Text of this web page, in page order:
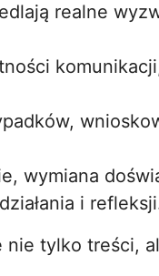
realne
wymiana
i
tylko treści,